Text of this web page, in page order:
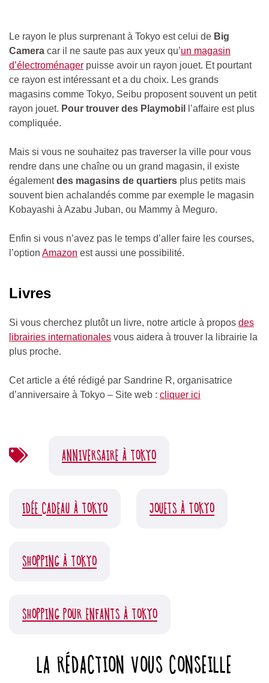
Le rayon le plus surprenant à Tokyo est celui de Big
Camera car il ne saute pas aux yeux qu’un magasin
d’électroménager puisse avoir un rayon jouet. Et pourtant
ce rayon est intéressant et a du choix. Les grands
magasins comme Tokyo, Seibu proposent souvent un petit
rayon jouet. Pour trouver des Playmobil
l’affaire est plus
compliquée.
Mais si vous ne souhaitez pas traverser la ville pour vous
rendre dans une chaîne ou un grand magasin, il existe
égalementdes magasins de quartiers plus petits mais
souvent bien achalandés comme par exemple le magasin
Kobayashi à Azabu Juban, ou Mammy à Meguro.
Enfin si vous n’avez pas le temps d’aller faire les courses,
l’option Amazon est aussi une possibilité.
Livres
Si vous cherchez plutôt un livre, notre article à propos des
librairies internationales vous aidera à trouver la librairie la
plus proche.
Cet article a été rédigé par Sandrine R, organisatrice
d’anniversaire à Tokyo – Site web : cliquer ici
ANNIVERSAIRE À TOKYO
IDÉE CADEAU À TOKYO JOUETS À TOKYO
SHOPPING À TOKYO
SHOPPING POUR ENFANTS À TOKYO
LA RÉDACTION VOUS CONSEILLE